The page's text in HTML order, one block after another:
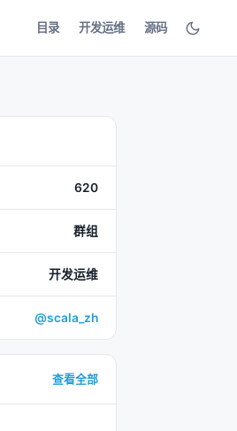
目录 开发运维 源码
620
群组
开发运维
@scala_zh
查看全部